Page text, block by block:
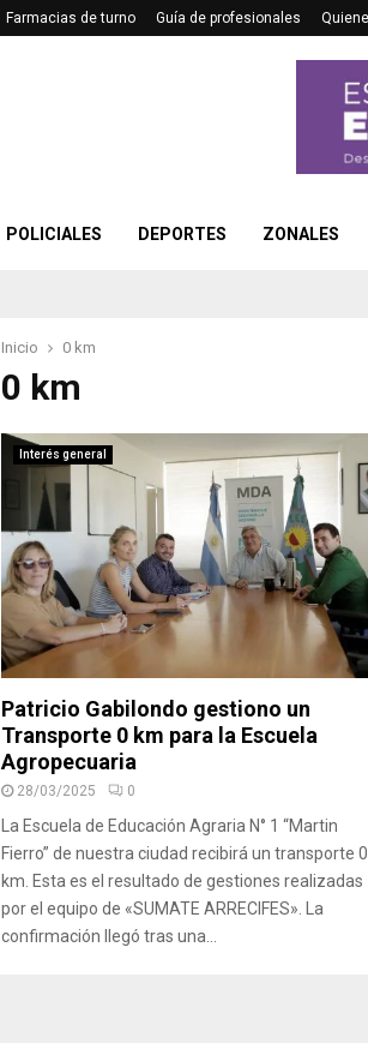
Farmacias de turno Guía de profesionales
POLICIALES DEPORTES ZONALES
Inicio 0 km
0 km
Interés general
Patricio Gabilondo gestiono un
Transporte 0 km para la Escuela
Agropecuaria
28/03/2025 0
La Escuela de Educación Agraria N° 1 “Martin
Fierro” de nuestra ciudad recibirá un transporte 0
km. Esta es el resultado de gestiones realizadas
por el equipo de «SUMATE ARRECIFES». La
confirmación llegó tras una...